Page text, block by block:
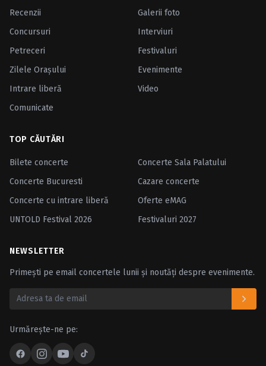
Recenzii
Galerii foto
Concursuri
Interviuri
Petreceri
Festivaluri
Zilele Oraşului
Evenimente
Intrare liberă
Video
Comunicate
TOP CĂUTĂRI
Bilete concerte
Concerte Sala Palatului
Concerte Bucuresti
Cazare concerte
Concerte cu intrare liberă
Oferte eMAG
UNTOLD Festival 2026
Festivaluri 2027
NEWSLETTER
Primești pe email concertele lunii și noutăți despre evenimente.
Urmărește-ne pe: